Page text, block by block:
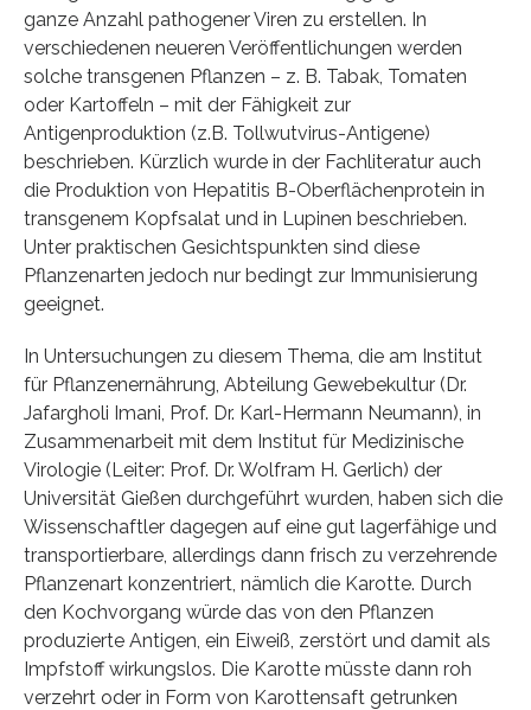
ganze Anzahl pathogener Viren zu erstellen. In
verschiedenen neueren Veröffentlichungen werden
solche transgenen Pflanzen – z. B. Tabak, Tomaten
oder Kartoffeln – mit der Fähigkeit zur
Antigenproduktion (z.B. Tollwutvirus-Antigene)
beschrieben. Kürzlich wurde in der Fachliteratur auch
die Produktion von Hepatitis B-Oberflächenprotein in
transgenem Kopfsalat und in Lupinen beschrieben.
Unter praktischen Gesichtspunkten sind diese
Pflanzenarten jedoch nur bedingt zur Immunisierung
geeignet.
In Untersuchungen zu diesem Thema, die am Institut
für Pflanzenernährung, Abteilung Gewebekultur (Dr.
Jafargholi Imani, Prof. Dr. Karl-Hermann Neumann), in
Zusammenarbeit mit dem Institut für Medizinische
Virologie (Leiter: Prof. Dr. Wolfram H. Gerlich) der
Universität Gießen durchgeführt wurden, haben sich die
Wissenschaftler dagegen auf eine gut lagerfähige und
transportierbare, allerdings dann frisch zu verzehrende
Pflanzenart konzentriert, nämlich die Karotte. Durch
den Kochvorgang würde das von den Pflanzen
produzierte Antigen, ein Eiweiß, zerstört und damit als
Impfstoff wirkungslos. Die Karotte müsste dann roh
verzehrt oder in Form von Karottensaft getrunken